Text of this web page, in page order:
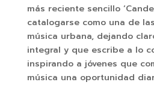
más reciente sencillo
catalogarse como una de
música urbana, dejando
integral y que escribe a lo
inspirando a jóvenes que
música una oportunidad